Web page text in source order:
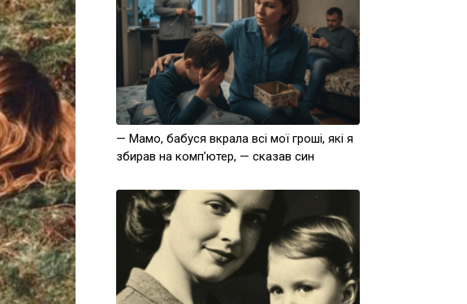
— Мамо, бабуся вкрала всі мої гроші, які я
збирав на комп’ютер, — сказав син